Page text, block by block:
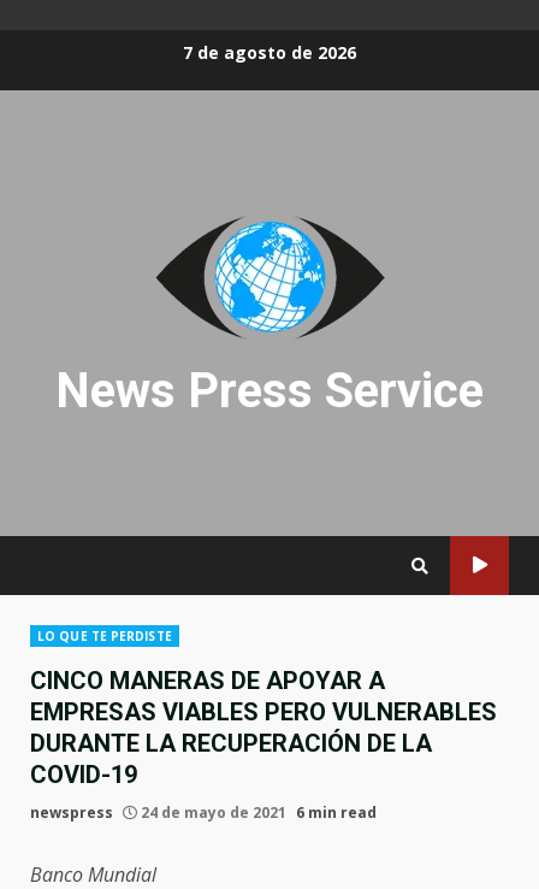
7 de agosto de 2026
News Press Service
LO QUE TE PERDISTE
CINCO MANERAS DE APOYAR A
EMPRESAS VIABLES PERO VULNERABLES
DURANTE LA RECUPERACIÓN DE LA
COVID-19
newspress 24 de mayo de 2021 6 min read
Banco Mundial